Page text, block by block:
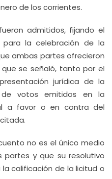
de los corrientes.
admitidos, fijando el
la celebración de la
ambas partes ofrecieron
se señaló, tanto por el
jurídica de la
de votos emitidos en la
a favor o en contra del
no es el único medio
y que su resolutivo
calificación de la licitud o